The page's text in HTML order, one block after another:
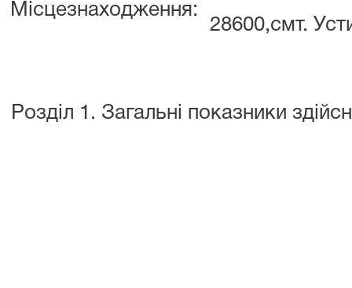
Місцезнаходження:
28600,смт.
Розділ 1. Загальні показники